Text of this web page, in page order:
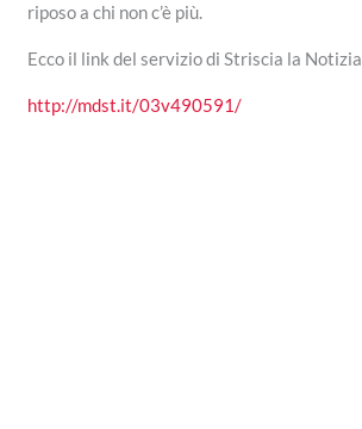
riposo a chi non c’è più.
Ecco il link del servizio di Striscia la Notizia
http://mdst.it/03v490591/